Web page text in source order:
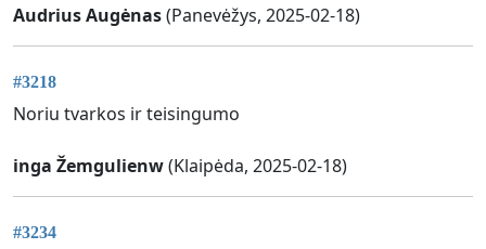
Audrius Augėnas(Panevėžys, 2025-02-18)
#3218
Noriu tvarkos ir teisingumo
inga Žemgulienw(Klaipėda, 2025-02-18)
#3234